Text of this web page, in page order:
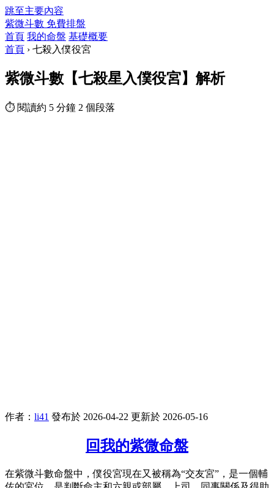
跳至主要內容
紫微斗數 免費排盤
首頁 我的命盤 基礎概要
首頁 › 七殺入僕役宮
紫微斗數【七殺星入僕役宮】解析
⏱ 閱讀約 5 分鐘 2 個段落
作者： li41 發布於 2026-04-22 更新於 2026-05-16
回我的紫微命盤
在紫微斗數命盤中，僕役宮現在又被稱為“交友宮”，是一個輔